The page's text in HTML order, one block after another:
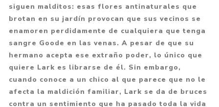
siguen malditos: esas flores antinaturales que
brotan en su jardín provocan que sus vecinos se
enamoren perdidamente de cualquiera que tenga
sangre Goode en las venas. A pesar de que su
hermano acepta ese extraño poder, lo único que
quiere Lark es librarse de él. Sin embargo,
cuando conoce a un chico al que parece que no le
afecta la maldición familiar, Lark se da de bruces
contra un sentimiento que ha pasado toda la vida